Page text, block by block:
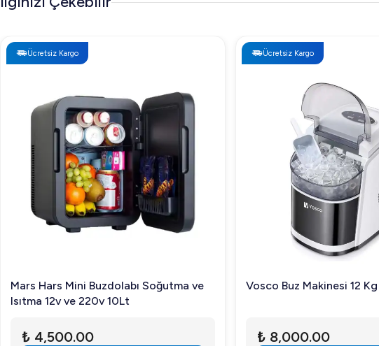
Ücretsiz Kargo
Mars Hars Mini Buzdolabı Soğutma ve
Isıtma 12v ve 220v 10Lt
₺ 4,500.00
Ücretsiz Kargo
Vosco Buz Makinesi 12
₺ 8,000.00